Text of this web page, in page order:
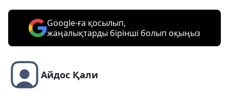
Google-ға қосылып,
жаңалықтарды бірінші болып оқыңыз
Айдос Қали